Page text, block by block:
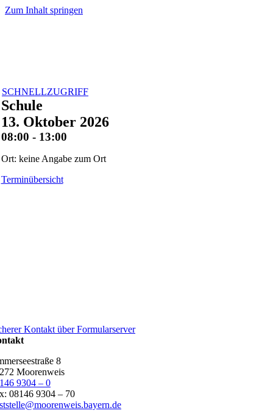
Zum Inhalt springen
SCHNELLZUGRIFF
Schule
13. Oktober 2026
08:00 - 13:00
Ort: keine Angabe zum Ort
Terminübersicht
Kontakt über Formularserver
8
Moorenweis
9304 – 0
08146 9304 – 70